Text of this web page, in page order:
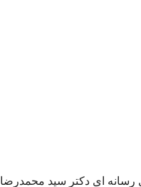
رسانه ای دکتر سید محمدرضا